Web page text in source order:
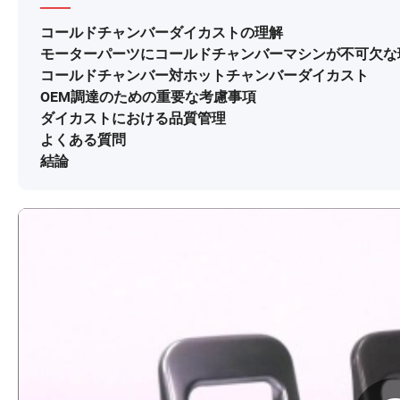
コールドチャンバーダイカストの理解
モーターパーツにコールドチャンバーマシンが不可欠
コールドチャンバー対ホットチャンバーダイカスト
OEM調達のための重要な考慮事項
ダイカストにおける品質管理
よくある質問
結論